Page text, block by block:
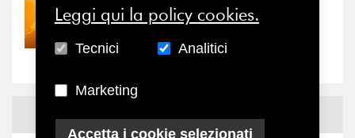
30/07/2026
Nove anni dopo la
“grande cecità”: la...
NewsFacebook
Leggi qui la policy cookies.
Tecnici Analitici
Marketing
Accetta i cookie selezionati